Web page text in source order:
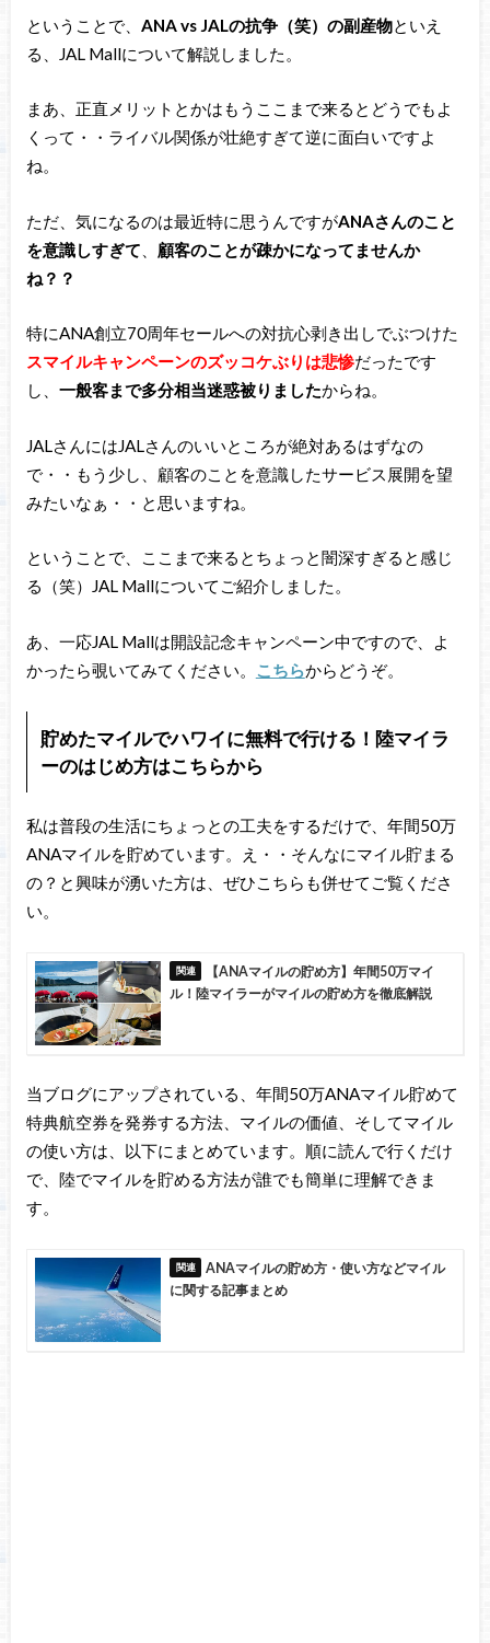
ということで、 ANA vs JALの抗争（笑）の副産物といえ
る、JAL Mallについて解説しました。
まあ、正直メリットとかはもうここまで来るとどうでもよ
くって・・ライバル関係が壮絶すぎて逆に面白いですよ
ね。
ただ、気になるのは最近特に思うんですがANAさんのこと
を意識しすぎて
顧客のことが疎かになってませんか
ね？？
特にANA創立70周年セールへの対抗心剥き出しでぶつけた
スマイルキャンペーンのズッコケぶりは悲惨だったです
し、 一般客まで多分相当迷惑被りましたからね。
JALさんにはJALさんのいいところが絶対あるはずなの
で・・もう少し、顧客のことを意識したサービス展開を望
みたいなぁ・・と思いますね。
ということで、ここまで来るとちょっと闇深すぎると感じ
る（笑）JAL Mallについてご紹介しました。
あ、一応JAL Mallは開設記念キャンペーン中ですので、よ
かったら覗いてみてください。 こちらからどうぞ。
貯めたマイルでハワイに無料で行ける！陸マイラ
ーのはじめ方はこちらから
私は普段の生活にちょっとの工夫をするだけで、年間50万
ANAマイルを貯めています。え・・そんなにマイル貯まる
の？と興味が湧いた方は、ぜひこちらも併せてご覧くださ
い。
【ANAマイルの貯め方】年間50万マイ
ル！陸マイラーがマイルの貯め方を徹底解説
当ブログにアップされている、年間50万ANAマイル貯めて
特典航空券を発券する方法、マイルの価値、そしてマイル
の使い方は、以下にまとめています。順に読んで行くだけ
で、陸でマイルを貯める方法が誰でも簡単に理解できま
す。
ANAマイルの貯め方・使い方などマイル
に関する記事まとめ